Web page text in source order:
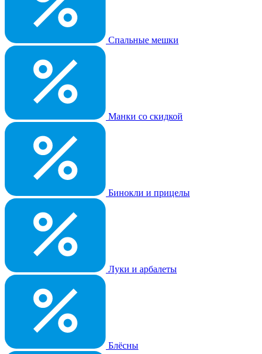
Спальные мешки
Манки со скидкой
Бинокли и прицелы
Луки и арбалеты
Блёсны